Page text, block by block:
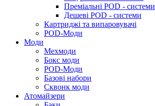
Преміальні POD - системи
Дешеві POD - системи
Картриджі та випаровувачі
POD-Моди
Моди
Мехмоди
Бокс моди
POD-Моди
Базові набори
Сквонк моди
Атомайзери